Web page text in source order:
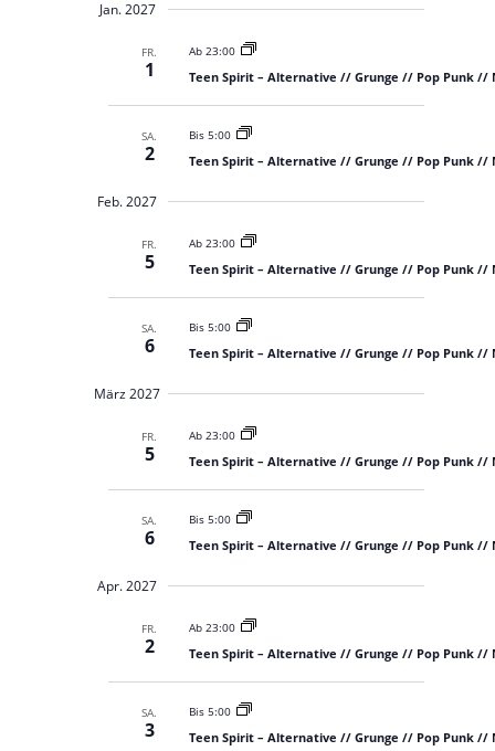
Jan. 2027
FR.
1
Ab 23:00
Teen Spirit – Alternative // Grunge // Pop Punk //
SA.
2
Bis 5:00
Teen Spirit – Alternative // Grunge // Pop Punk //
Feb. 2027
FR.
5
Ab 23:00
Teen Spirit – Alternative // Grunge // Pop Punk //
SA.
6
Bis 5:00
Teen Spirit – Alternative // Grunge // Pop Punk //
März 2027
FR.
5
Ab 23:00
Teen Spirit – Alternative // Grunge // Pop Punk //
SA.
6
Bis 5:00
Teen Spirit – Alternative // Grunge // Pop Punk //
Apr. 2027
FR.
2
Ab 23:00
Teen Spirit – Alternative // Grunge // Pop Punk //
SA.
3
Bis 5:00
Teen Spirit – Alternative // Grunge // Pop Punk //